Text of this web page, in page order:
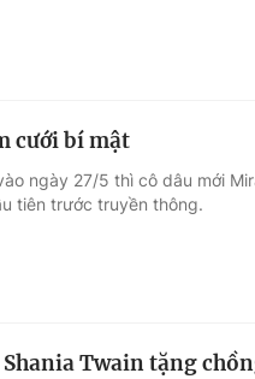
cưới bí mật
ngày 27/5 thì cô dâu mới
tiên trước truyền thông.
Twain tặng